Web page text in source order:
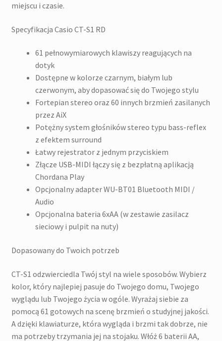
miejscu i czasie.
Specyfikacja Casio CT-S1 RD
61 pełnowymiarowych klawiszy reagujących na
dotyk
Dostępne w kolorze czarnym, białym lub
czerwonym, aby dopasować się do Twojego stylu
Fortepian stereo oraz 60 innych brzmień zasilanych
przez AiX
Potężny system głośników stereo typu bass-reflex
z efektem surround
Łatwy rejestrator z jednym przyciskiem
Złącze USB-MIDI łączy się z bezpłatną aplikacją
Chordana Play
Opcjonalny adapter WU-BT01 Bluetooth MIDI /
Audio
Opcjonalna bateria 6xAA (w zestawie zasilacz
sieciowy i pulpit na nuty)
Dopasowany do Twoich potrzeb
CT-S1 odzwierciedla Twój styl na wiele sposobów. Wybierz
kolor, który najlepiej pasuje do Twojego domu, Twojego
wyglądu lub Twojego życia w ogóle. Wyrażaj siebie za
pomocą 61 gotowych na scenę brzmień o studyjnej jakości.
A dzięki klawiaturze, która wygląda i brzmi tak dobrze, nie
ma potrzeby trzymania jej na stojaku. Włóż 6 baterii AA,